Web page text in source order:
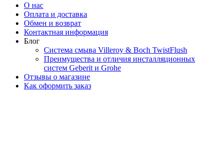
О нас
Оплата и доставка
Обмен и возврат
Контактная информация
Блог
Система смыва Villeroy & Boch TwistFlush
Преимущества и отличия инсталляционных
систем Geberit и Grohe
Отзывы о магазине
Как оформить заказ